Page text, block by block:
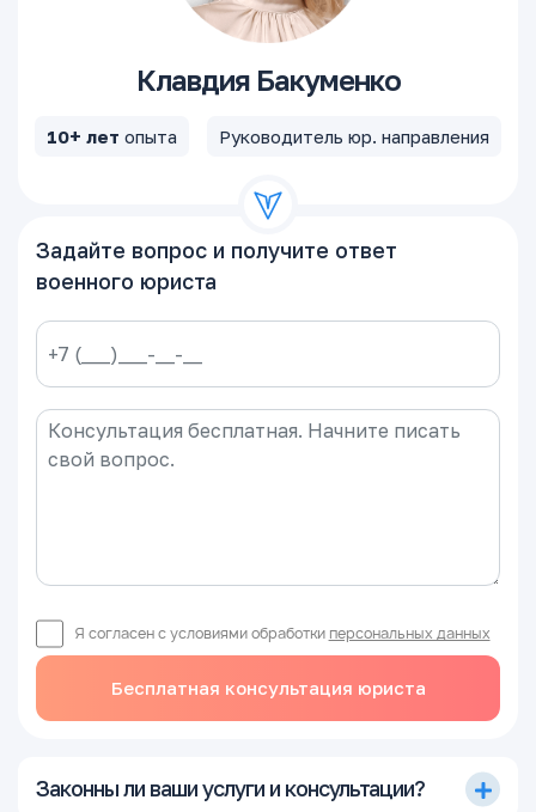
Клавдия Бакуменко
10+ лет опыта Руководитель юр. направления
Задайте вопрос и получите ответ
военного юриста
Я согласен с условиями обработки персональных данных
Бесплатная консультация юриста
Законны ли ваши услуги и консультации?